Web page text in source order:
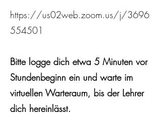
https://us02web.zoom.us/j/3696
554501
Bitte logge dich etwa 5 Minuten vor
Stundenbeginn ein und warte im
virtuellen Warteraum, bis der Lehrer
dich hereinlässt.